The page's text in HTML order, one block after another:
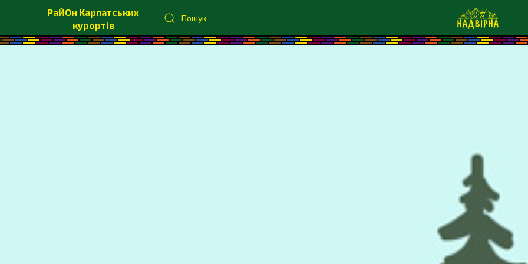
РаЙОн Карпатських
курортів
Пошук